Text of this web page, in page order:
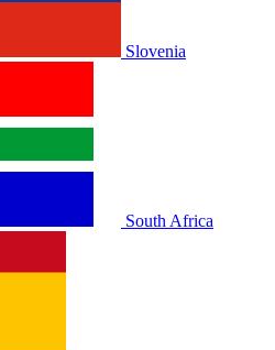
Slovenia
South Africa